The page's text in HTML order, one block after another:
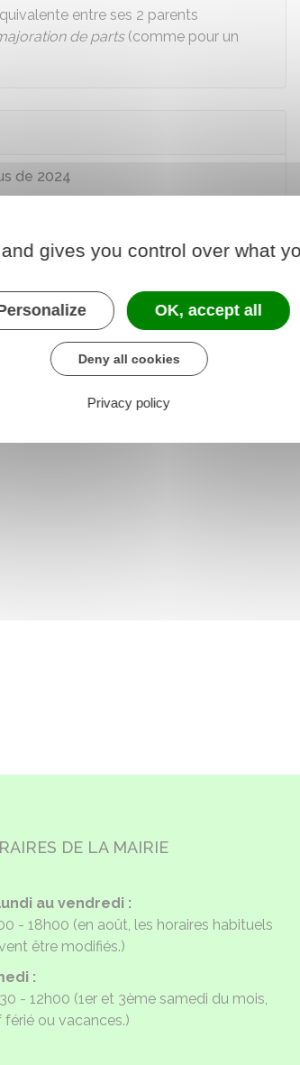
entre ses 2 parents
de parts(comme pour un
de 2024
46
DE LA MAIRIE
au vendredi :
- 18h00 (en août, les horaires habituels
être modifiés.)
:
- 12h00 (1er et 3ème samedi du mois,
férié ou vacances.)
gives you control over what
OK, accept all
Deny all cookies
Privacy policy